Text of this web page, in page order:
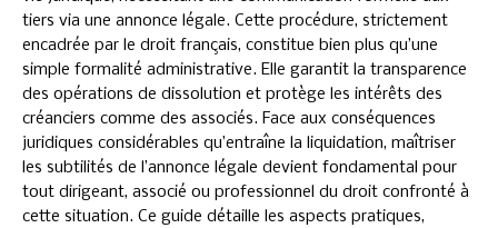
tiers via une annonce légale. Cette procédure, strictement
encadrée par le droit français, constitue bien plus qu’une
simple formalité administrative. Elle garantit la transparence
des opérations de dissolution et protège les intérêts des
créanciers comme des associés. Face aux conséquences
juridiques considérables qu’entraîne la liquidation, maîtriser
les subtilités de l’annonce légale devient fondamental pour
tout dirigeant, associé ou professionnel du droit confronté à
cette situation. Ce guide détaille les aspects pratiques,